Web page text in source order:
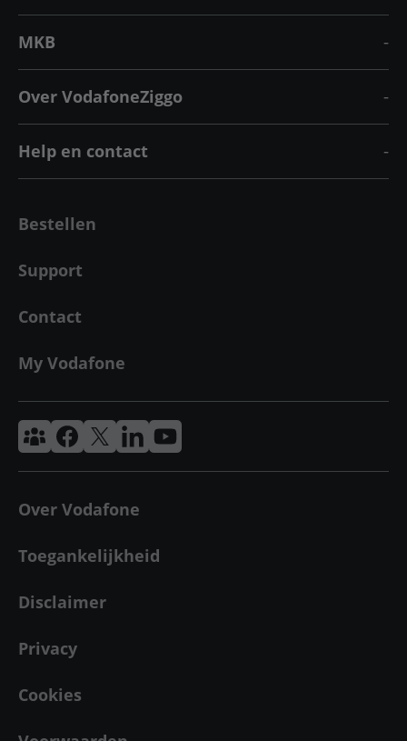
MKB
Over VodafoneZiggo
Help en contact
Bestellen
Support
Contact
My Vodafone
Vodafone & Ziggo Community
Vodafone Facebook
Vodafone XVodafoneZiggo LinkedIn
Vodafone YouTube
Over Vodafone
Toegankelijkheid
Disclaimer
Privacy
Cookies